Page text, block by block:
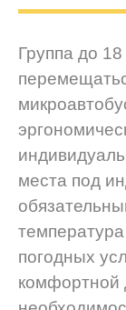
Группа до
места под
погодных
комфортной